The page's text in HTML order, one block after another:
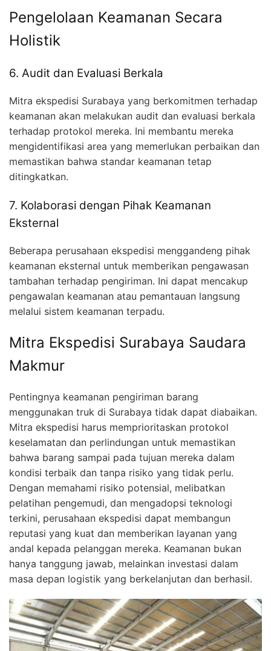
Pengelolaan Keamanan Secara
Holistik
6. Audit dan Evaluasi Berkala
Mitra ekspedisi Surabaya yang berkomitmen terhadap
keamanan akan melakukan audit dan evaluasi berkala
terhadap protokol mereka. Ini membantu mereka
mengidentifikasi area yang memerlukan perbaikan dan
memastikan bahwa standar keamanan tetap
ditingkatkan.
7. Kolaborasi dengan Pihak Keamanan
Eksternal
Beberapa perusahaan ekspedisi menggandeng pihak
keamanan eksternal untuk memberikan pengawasan
tambahan terhadap pengiriman. Ini dapat mencakup
pengawalan keamanan atau pemantauan langsung
melalui sistem keamanan terpadu.
Mitra Ekspedisi Surabaya Saudara
Makmur
Pentingnya keamanan pengiriman barang
menggunakan truk di Surabaya tidak dapat diabaikan.
Mitra ekspedisi harus memprioritaskan protokol
keselamatan dan perlindungan untuk memastikan
bahwa barang sampai pada tujuan mereka dalam
kondisi terbaik dan tanpa risiko yang tidak perlu.
Dengan memahami risiko potensial, melibatkan
pelatihan pengemudi, dan mengadopsi teknologi
terkini, perusahaan ekspedisi dapat membangun
reputasi yang kuat dan memberikan layanan yang
andal kepada pelanggan mereka. Keamanan bukan
hanya tanggung jawab, melainkan investasi dalam
masa depan logistik yang berkelanjutan dan berhasil.